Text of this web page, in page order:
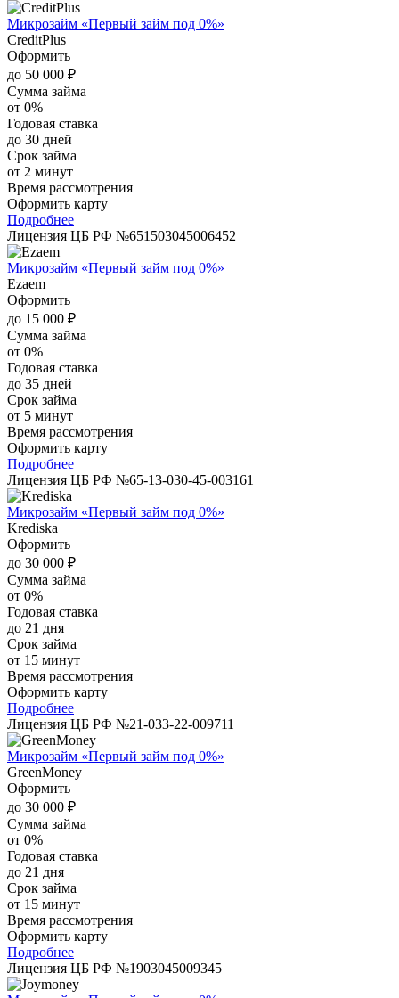
Микрозайм «Первый займ под 0%»
CreditPlus
Оформить
до 50 000 ₽
Сумма займа
от 0%
Годовая ставка
до 30 дней
Срок займа
от 2 минут
Время рассмотрения
Оформить карту
Подробнее
Лицензия ЦБ РФ №651503045006452
Микрозайм «Первый займ под 0%»
Ezaem
Оформить
до 15 000 ₽
Сумма займа
от 0%
Годовая ставка
до 35 дней
Срок займа
от 5 минут
Время рассмотрения
Оформить карту
Подробнее
Лицензия ЦБ РФ №65-13-030-45-003161
Микрозайм «Первый займ под 0%»
Krediska
Оформить
до 30 000 ₽
Сумма займа
от 0%
Годовая ставка
до 21 дня
Срок займа
от 15 минут
Время рассмотрения
Оформить карту
Подробнее
Лицензия ЦБ РФ №21-033-22-009711
Микрозайм «Первый займ под 0%»
GreenMoney
Оформить
до 30 000 ₽
Сумма займа
от 0%
Годовая ставка
до 21 дня
Срок займа
от 15 минут
Время рассмотрения
Оформить карту
Подробнее
Лицензия ЦБ РФ №1903045009345